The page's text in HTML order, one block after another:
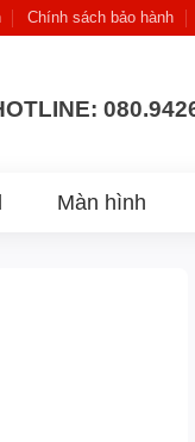
Chính sách bảo hành
Màn hình